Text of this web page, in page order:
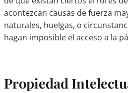
acontezcan causas de fuerza
naturales, huelgas, o
hagan imposible el acceso a la
Propiedad